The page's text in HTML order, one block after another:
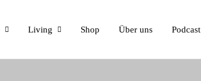
Living Shop Über uns Podcast